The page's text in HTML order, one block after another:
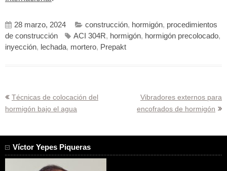
28 marzo, 2024 construcción, hormigón, procedimientos
de construcción
ACI 304R, hormigón, hormigón precolocado,
inyección, lechada, mortero, Prepakt
Navegación
de
Técnicas de colocación del
hormigón bajo el agua
Vibradores externos para
encofrados de hormigón
Víctor Yepes Piqueras